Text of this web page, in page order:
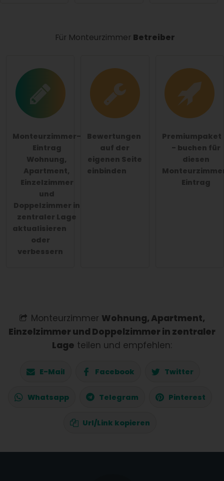
Für Monteurzimmer Betreiber
Monteurzimmer-
Eintrag
Wohnung,
Apartment,
Einzelzimmer
und
Doppelzimmer in
zentraler Lage
aktualisieren
oder
verbessern
Bewertungen
auf der
eigenen Seite
einbinden
Premiumpaket
- buchen für
diesen
Eintrag
Monteurzimmer Wohnung, Apartment,
Einzelzimmer und Doppelzimmer in zentraler
Lage teilen und empfehlen:
E-Mail Facebook Twitter
Whatsapp Telegram Pinterest
Url/Link kopieren